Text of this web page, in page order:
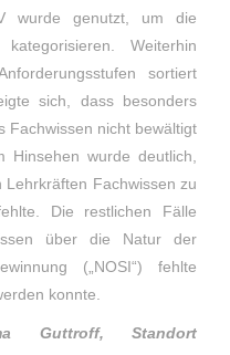
wurde genutzt, um die
Weiterhin
sortiert
sich, dass besonders
Fachwissen nicht bewältigt
Hinsehen wurde deutlich,
Fachwissen zu
Die restlichen Fälle
über die Natur der
(„NOSI“) fehlte
konnte.
Guttroff, Standort